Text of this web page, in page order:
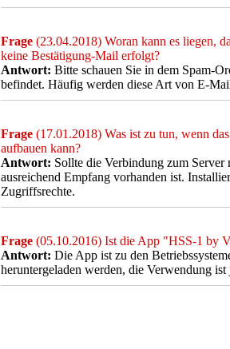
Frage (23.04.2018) Woran kann es liegen,
keine Bestätigung-Mail erfolgt?
Antwort: Bitte schauen Sie in dem Spam-
befindet. Häufig werden diese Art von E-
Frage (17.01.2018) Was ist zu tun, wenn
aufbauen kann?
Antwort: Sollte die Verbindung zum Server
ausreichend Empfang vorhanden ist.
Zugriffsrechte.
Frage (05.10.2016) Ist die App "HSS-1 by
Antwort: Die App ist zu den
heruntergeladen werden, die Verwendung